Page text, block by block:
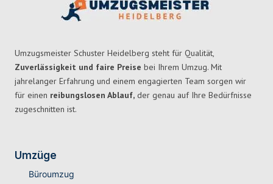
Umzugsmeister Schuster Heidelberg steht für Qualität,
Zuverlässigkeit und faire Preise bei Ihrem Umzug. Mit
jahrelanger Erfahrung und einem engagierten Team sorgen wir
für einen reibungslosen Ablauf, der genau auf Ihre Bedürfnisse
zugeschnitten ist.
Umzüge
Büroumzug